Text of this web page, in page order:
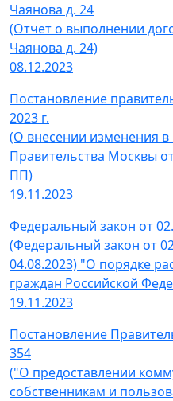
Чаянова д. 24
(Отчет о выполнении
Чаянова д. 24)
08.12.2023
Постановление
2023 г.
(О внесении изменения в
Правительства Москвы
ПП)
19.11.2023
Федеральный закон от
(Федеральный закон от
04.08.2023) "О порядке
граждан Российской
19.11.2023
Постановление
354
("О предоставлении
собственникам и